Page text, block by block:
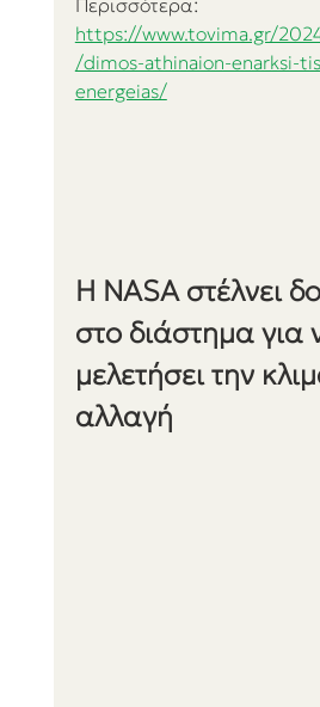
Περισσότερα:
https://www.tovima.gr/
/dimos-athinaion-enarksi-
energeias/
Η NASA στέλνει
στο διάστημα για
μελετήσει την
αλλαγή